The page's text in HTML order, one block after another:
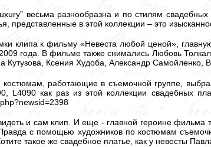
весьма разнообразна и по стилям
представленные в этой коллекции – это
клипа к фильму «Невеста любой ценой»,
года. В фильме также снимались Любовь
Ксения Худоба, Александр Самойленко,
работающие в съемочной группе,
L4090 как раз из этой коллекции свадебных
и сам клип. И еще - главной героине
с помощью художников по костюмам
такое же свадебное платье, как у невесты